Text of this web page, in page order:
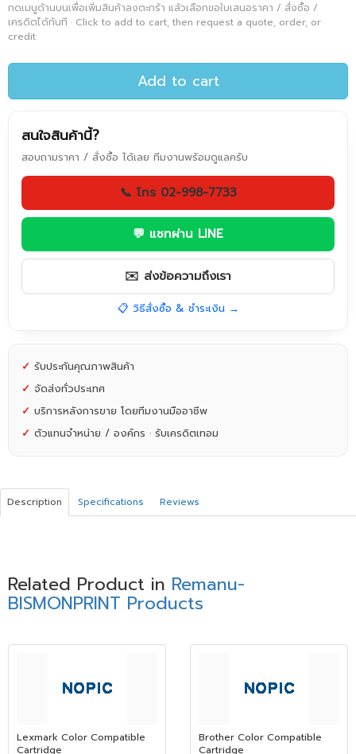
กดเมนูด้านบนเพื่อเพิ่มสินค้าลงตะกร้า แล้วเลือกขอใบเสนอราคา / สั่งซื้อ /
เครดิตได้ทันที · Click to add to cart, then request a quote, order, or
credit
Add to cart
สนใจสินค้านี้?
สอบถามราคา / สั่งซื้อ ได้เลย ทีมงานพร้อมดูแลครับ
📞 โทร 02-998-7733
💬 แชทผ่าน LINE
✉️ ส่งข้อความถึงเรา
📋 วิธีสั่งซื้อ & ชำระเงิน →
✓ รับประกันคุณภาพสินค้า
✓ จัดส่งทั่วประเทศ
✓ บริการหลังการขาย โดยทีมงานมืออาชีพ
✓ ตัวแทนจำหน่าย / องค์กร · รับเครดิตเทอม
Description Specifications Reviews
Related Product in Remanu-
BISMONPRINT Products
Lexmark Color Compatible
Cartridge
Brother Color Compatible
Cartridge